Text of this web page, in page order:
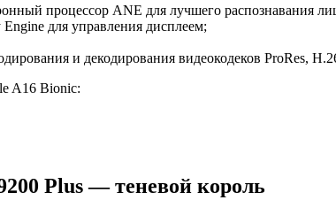
процессор ANE для лучшего распознавания
для управления дисплеем;
и декодирования видеокодеков ProRes,
A16 Bionic:
Plus — теневой король